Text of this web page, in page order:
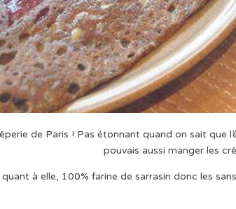
de Paris ! Pas étonnant quand on sait
pouvais aussi manger les
à elle, 100% farine de sarrasin donc les